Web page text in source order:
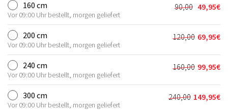
60,00€
29,95€.
160 cm
Vor 09:00 Uhr bestellt, morgen geliefert
90,00
Preis
war:
90,00€
49,95€
Aktueller
Preis
ist:
49,95€.
200 cm
Vor 09:00 Uhr bestellt, morgen geliefert
120,00
Preis
war:
120,00€
69,95€
Aktueller
Preis
ist:
69,95€.
240 cm
Vor 09:00 Uhr bestellt, morgen geliefert
160,00
Preis
war:
160,00€
99,95€
Aktueller
Preis
ist:
99,95€.
300 cm
Vor 09:00 Uhr bestellt, morgen geliefert
240,00 149,95€
Aktueller